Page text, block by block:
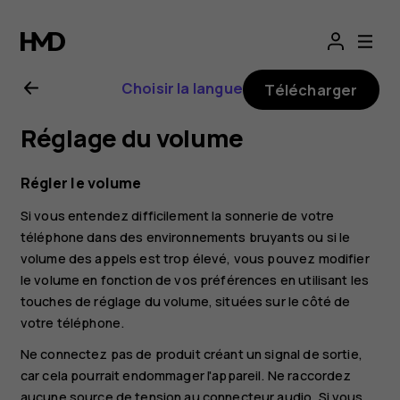
Guide
de
l'utilisateur
Nokia
G22
Choisir la langue Télécharger
Réglage du volume
Régler le volume
Si vous entendez difficilement la sonnerie de votre
téléphone dans des environnements bruyants ou si le
volume des appels est trop élevé, vous pouvez modifier
le volume en fonction de vos préférences en utilisant les
touches de réglage du volume, situées sur le côté de
votre téléphone.
Ne connectez pas de produit créant un signal de sortie,
car cela pourrait endommager l'appareil. Ne raccordez